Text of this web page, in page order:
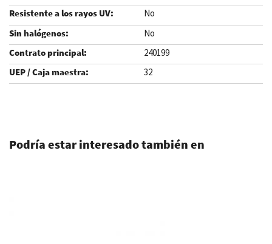
No
No
240199
32
Podría estar interesado también en